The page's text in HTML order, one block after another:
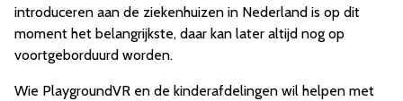
introduceren aan de ziekenhuizen in Nederland is op dit
moment het belangrijkste, daar kan later altijd nog op
voortgeborduurd worden.
Wie PlaygroundVR en de kinderafdelingen wil helpen met